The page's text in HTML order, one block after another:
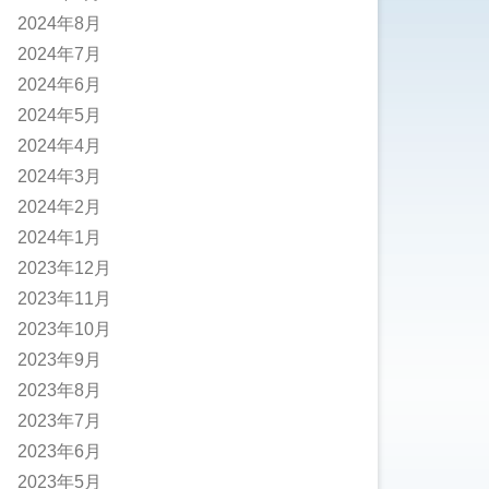
2024年8月
2024年7月
2024年6月
2024年5月
2024年4月
2024年3月
2024年2月
2024年1月
2023年12月
2023年11月
2023年10月
2023年9月
2023年8月
2023年7月
2023年6月
2023年5月